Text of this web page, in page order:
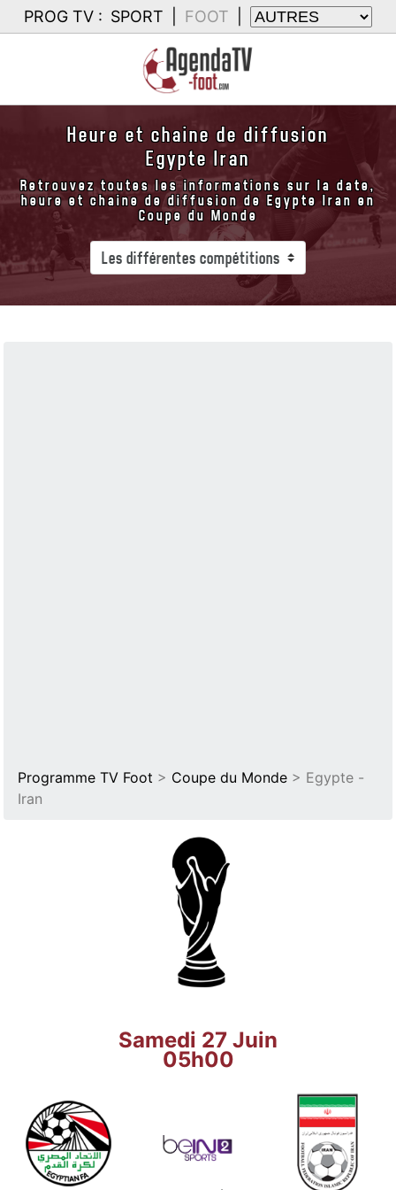
PROG TV : SPORT FOOT
Heure et chaine de diffusion
Egypte Iran
Retrouvez toutes les informations sur la date,
heure et chaine de diffusion de Egypte Iran en
Coupe du Monde
Programme TV Foot > Coupe du Monde > Egypte -
Iran
Samedi 27 Juin
05h00